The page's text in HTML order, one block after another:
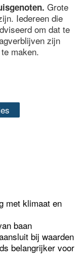
Grote
Iedereen die
om dat te
zijn
maken.
met klimaat en
baan
bij waarden
belangrijker voor